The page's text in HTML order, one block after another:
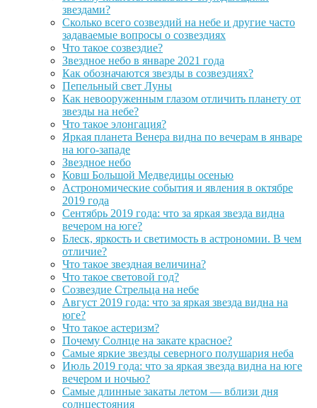
звездами?
Сколько всего созвездий на небе и другие часто
задаваемые вопросы о созвездиях
Что такое созвездие?
Звездное небо в январе 2021 года
Как обозначаются звезды в созвездиях?
Пепельный свет Луны
Как невооруженным глазом отличить планету от
звезды на небе?
Что такое элонгация?
Яркая планета Венера видна по вечерам в январе
на юго-западе
Звездное небо
Ковш Большой Медведицы осенью
Астрономические события и явления в октябре
2019 года
Сентябрь 2019 года: что за яркая звезда видна
вечером на юге?
Блеск, яркость и светимость в астрономии. В чем
отличие?
Что такое звездная величина?
Что такое световой год?
Созвездие Стрельца на небе
Август 2019 года: что за яркая звезда видна на
юге?
Что такое астеризм?
Почему Солнце на закате красное?
Самые яркие звезды северного полушария неба
Июль 2019 года: что за яркая звезда видна на юге
вечером и ночью?
Самые длинные закаты летом — вблизи дня
солнцестояния